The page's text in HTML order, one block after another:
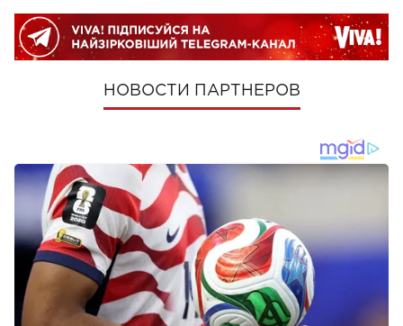
НОВОСТИ ПАРТНЕРОВ